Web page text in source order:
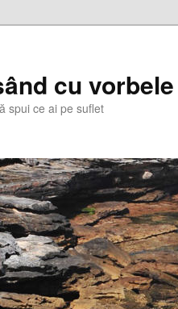
cu
spui ce ai pe suflet